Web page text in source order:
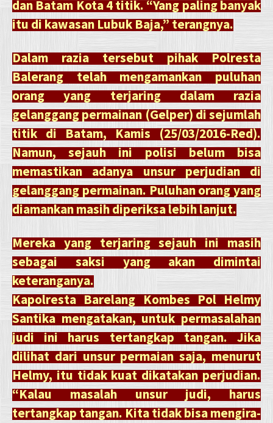
dan Batam Kota 4 titik. “Yang paling banyak
itu di kawasan Lubuk Baja,” terangnya.
Dalam razia tersebut pihak Polresta
Balerang telah mengamankan puluhan
orang yang terjaring dalam razia
gelanggang permainan (Gelper) di sejumlah
titik di Batam, Kamis (25/03/2016-Red).
Namun, sejauh ini polisi belum bisa
memastikan adanya unsur perjudian di
gelanggang permainan. Puluhan orang yang
diamankan masih diperiksa lebih lanjut.
Mereka yang terjaring sejauh ini masih
sebagai saksi yang akan dimintai
keteranganya.
Kapolresta Barelang Kombes Pol Helmy
Santika mengatakan, untuk permasalahan
judi ini harus tertangkap tangan. Jika
dilihat dari unsur permaian saja, menurut
Helmy, itu tidak kuat dikatakan perjudian.
“Kalau masalah unsur judi, harus
tertangkap tangan. Kita tidak bisa mengira-